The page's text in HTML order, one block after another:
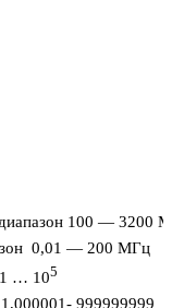
100 — 3200
0,01 — 200 МГц
1 … 105
999999999